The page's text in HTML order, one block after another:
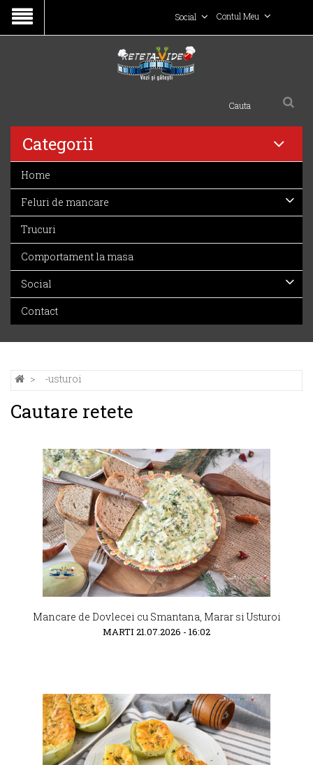
Contul Meu
Social
Categorii
Home
Feluri de mancare
Trucuri
Comportament la masa
Social
Contact
-usturoi
Cautare retete
Mancare de Dovlecei cu Smantana, Marar si Usturoi
MARTI 21.07.2026 - 16:02